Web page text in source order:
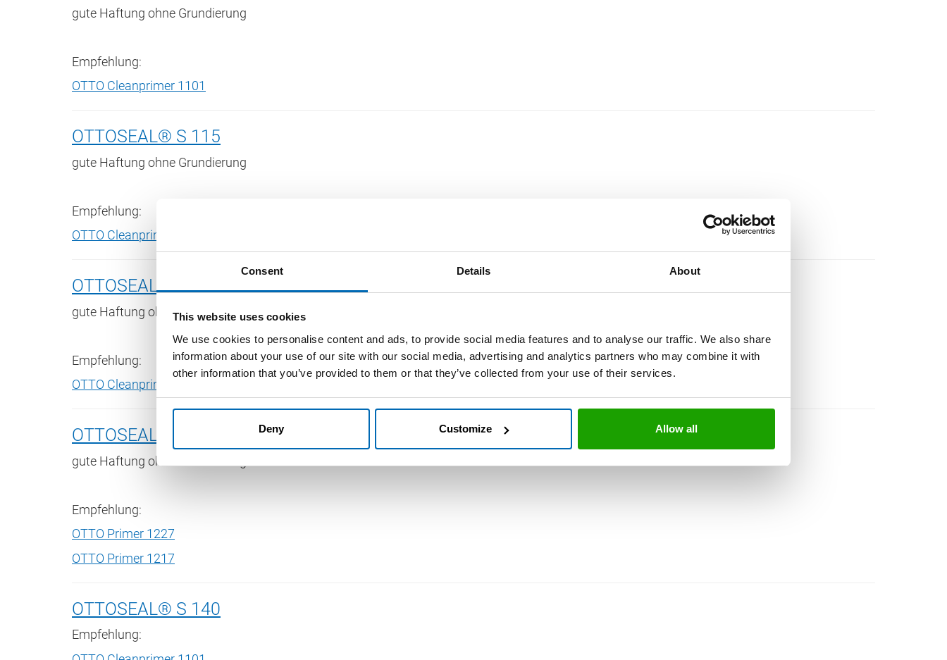
Consent Details About
This website uses cookies
We use cookies to personalise content and ads, to provide social media features and to analyse our traffic. We also share
information about your use of our site with our social media, advertising and analytics partners who may combine it with
other information that you’ve provided to them or that they’ve collected from your use of their services.
Deny Customize Allow all
gute Haftung ohne Grundierung
Empfehlung:
OTTO Cleanprimer 1101
OTTOSEAL® S 115
gute Haftung ohne Grundierung
Empfehlung:
OTTO Cleanprimer 1101
OTTOSEAL® S 117
gute Haftung ohne Grundierung
Empfehlung:
OTTO Cleanprimer 1101
OTTOSEAL® S 120
gute Haftung ohne Grundierung
Empfehlung:
OTTO Primer 1227
OTTO Primer 1217
OTTOSEAL® S 140
Empfehlung: